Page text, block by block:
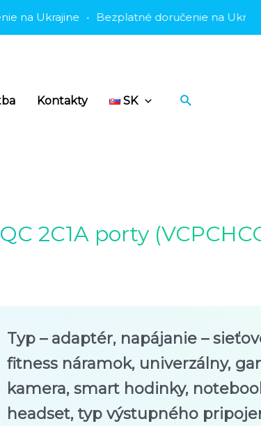
Ukrajine • Bezplatné doručenie na Ukrajine
Kontakty SK Hľadať
2C1A porty
Typ – adaptér, napájanie –
fitness náramok, univerzálny,
kamera, smart hodinky,
headset, typ výstupného